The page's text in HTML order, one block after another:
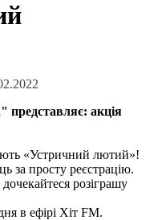
акція
«Устричний лютий»!
за просту реєстрацію.
розіграшу
в ефірі Хіт FM.